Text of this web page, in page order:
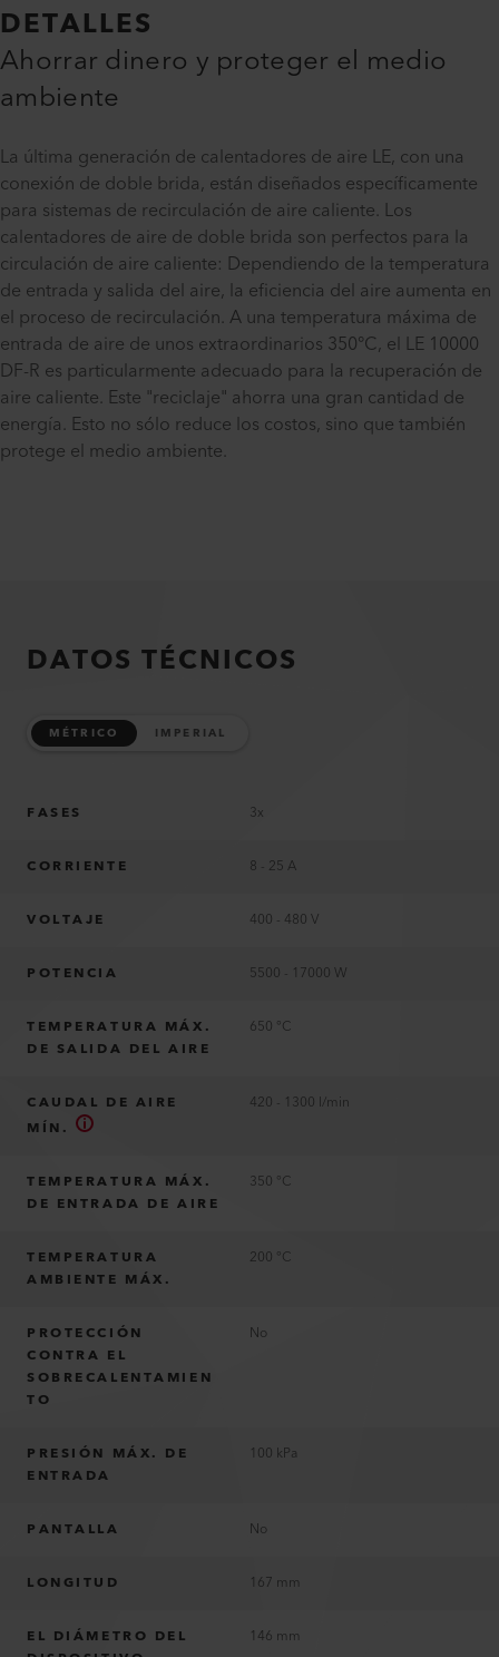
DETALLES
Ahorrar dinero y proteger el medio
ambiente
La última generación de calentadores de aire LE, con una
conexión de doble brida, están diseñados específicamente
para sistemas de recirculación de aire caliente. Los
calentadores de aire de doble brida son perfectos para la
circulación de aire caliente: Dependiendo de la temperatura
de entrada y salida del aire, la eficiencia del aire aumenta en
el proceso de recirculación. A una temperatura máxima de
entrada de aire de unos extraordinarios 350°C, el LE 10000
DF-R es particularmente adecuado para la recuperación de
aire caliente. Este "reciclaje" ahorra una gran cantidad de
energía. Esto no sólo reduce los costos, sino que también
protege el medio ambiente.
DATOS TÉCNICOS
MÉTRICO IMPERIAL
FASES 3x
CORRIENTE 8 - 25 A
VOLTAJE 400 - 480 V
POTENCIA 5500 - 17000 W
TEMPERATURA MÁX.
DE SALIDA DEL AIRE
650 °C
CAUDAL DE AIRE
MÍN.
420 - 1300 l/min
TEMPERATURA MÁX.
DE ENTRADA DE AIRE
350 °C
TEMPERATURA
AMBIENTE MÁX.
200 °C
PROTECCIÓN
CONTRA EL
SOBRECALENTAMIEN
TO
No
PRESIÓN MÁX. DE
ENTRADA
100 kPa
PANTALLA No
LONGITUD 167 mm
EL DIÁMETRO DEL
146 mm